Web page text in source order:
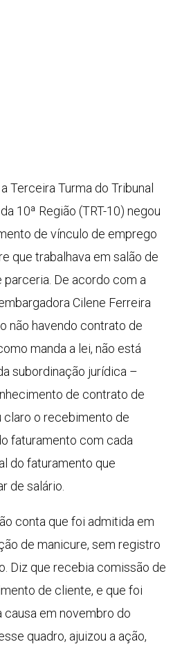
Terceira Turma do Tribunal
10ª Região (TRT-10) negou
de vínculo de emprego
que trabalhava em salão de
De acordo com a
Cilene Ferreira
não havendo contrato de
manda a lei, não está
subordinação jurídica –
de contrato de
claro o recebimento de
faturamento com cada
do faturamento que
de salário.
conta que foi admitida em
de manicure, sem registro
Diz que recebia comissão de
de cliente, e que foi
causa em novembro do
quadro, ajuizou a ação,